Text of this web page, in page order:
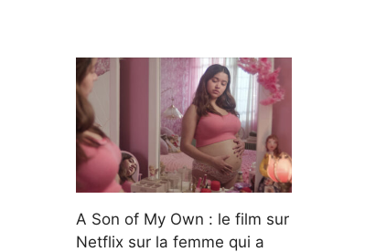
A Son of My Own : le film sur
Netflix sur la femme qui a